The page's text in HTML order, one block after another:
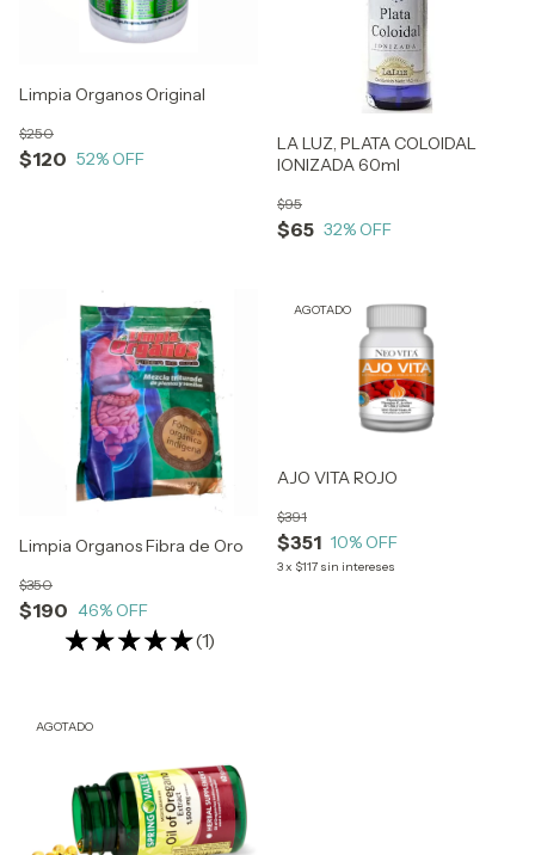
Limpia Organos Original
$120
$250
52% OFF
LA LUZ, PLATA COLOIDAL
IONIZADA 60ml
$65
$95
32% OFF
Limpia Organos Fibra de Oro
$190
$350
46% OFF
(1)
AGOTADO
AJO VITA ROJO
$351
$391
10% OFF
3x $117 sin intereses
AGOTADO